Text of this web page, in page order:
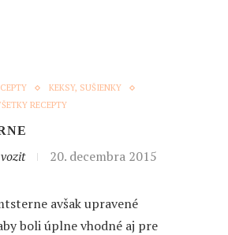
KEKSY, SUŠIENKY
RECEPTY
20. decembra 2015
avšak upravené
boli úplne vhodné aj pre